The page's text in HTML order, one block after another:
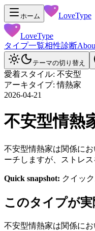
ホーム LoveType
LoveType
タイプ一覧相性診断
テーマの切り替え
愛着スタイル: 不安型
アーキタイプ: 情熱家
2026-04-21
不安型情熱
不安型情熱家は関係に
ーチしますが、ストレ
Quick snapshot: クイッ
このタイプが
不安型情熱家は関係に